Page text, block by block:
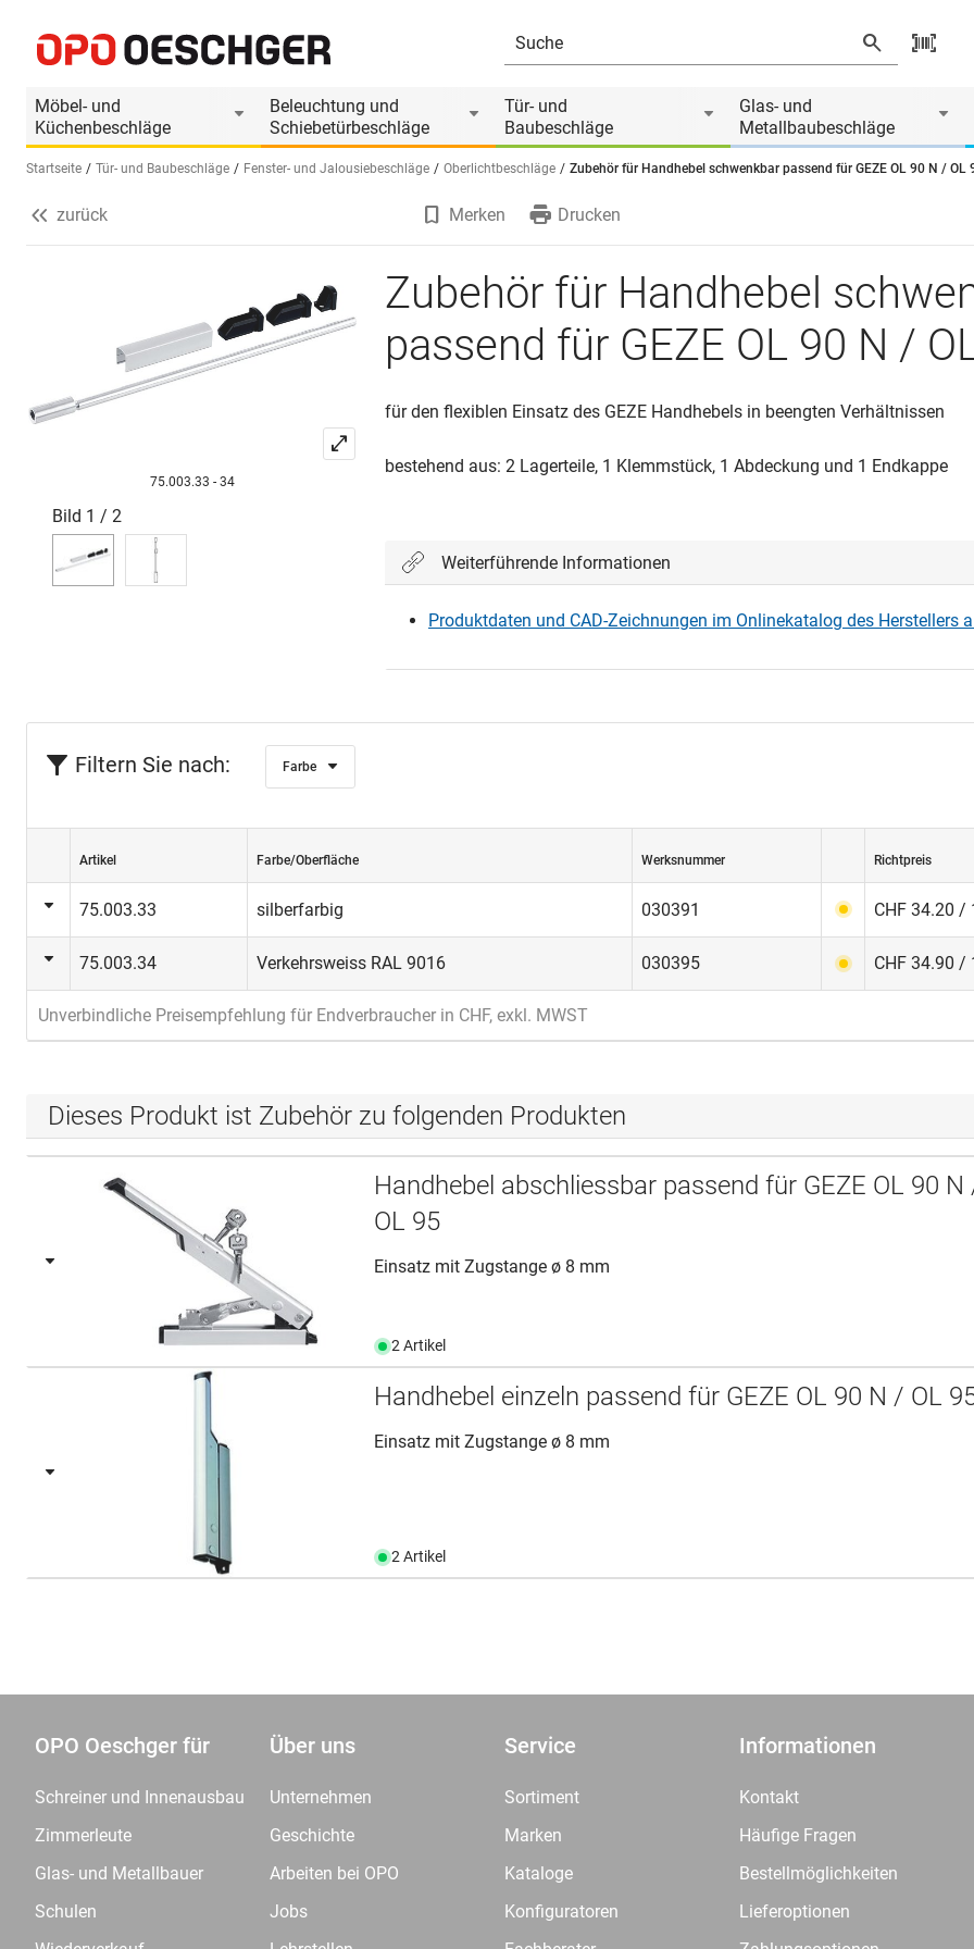
Möbel- und
Küchenbeschläge
Beleuchtung und
Schiebetürbeschläge
Tür- und
Baubeschläge
Glas- und
Metallbaubeschläge
Sprache wählen (DE)
Startseite Tür- und Baubeschläge Fenster- und Jalousiebeschläge Oberlichtbeschläge Zubehör für Handhebel schwenkbar passend für GEZE OL 90 N / OL
Produktinformationen
Produkt ist Zubehör von
zurück Merken Drucken
75.003.33 - 34
Bild 1 / 2
Zubehör für Handhebel
passend für GEZE OL 90 N /
für den flexiblen Einsatz des GEZE Handhebels in beengten Verhältnissen
bestehend aus: 2 Lagerteile, 1 Klemmstück, 1 Abdeckung und 1 Endkappe
Weiterführende Informationen
Produktdaten und CAD-Zeichnungen im Onlinekatalog des Herstellers
Filtern Sie nach: Farbe
Artikel Farbe/Oberfläche Werksnummer Richtpreis
75.003.33 silberfarbig 030391 CHF 34.20 /
75.003.34 Verkehrsweiss RAL 9016 030395 CHF 34.90 /
Unverbindliche Preisempfehlung für Endverbraucher in CHF, exkl. MWST
Dieses Produkt ist Zubehör zu folgenden Produkten
Handhebel abschliessbar passend für GEZE OL 90 N
OL 95
Einsatz mit Zugstange ø 8 mm
2 Artikel
Handhebel einzeln passend für GEZE OL 90 N / OL
Einsatz mit Zugstange ø 8 mm
2 Artikel
OPO Oeschger für
Schreiner und Innenausbau
Zimmerleute
Glas- und Metallbauer
Schulen
Über uns
Unternehmen
Geschichte
Arbeiten bei OPO
Jobs
Service
Sortiment
Marken
Kataloge
Konfiguratoren
Informationen
Kontakt
Häufige Fragen
Bestellmöglichkeiten
Lieferoptionen